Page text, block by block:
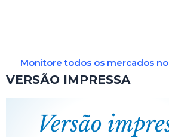
Monitore todos os mercados
VERSÃO IMPRESSA